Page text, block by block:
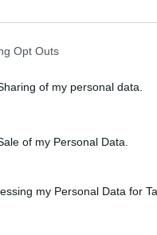
Opt Outs
of my personal data.
of my Personal Data.
my Personal Data for
discutase de mijlocul lunii
în normalitate prin
se discută deja de a
cu încă 6 luni peste
chiar vineri, 21